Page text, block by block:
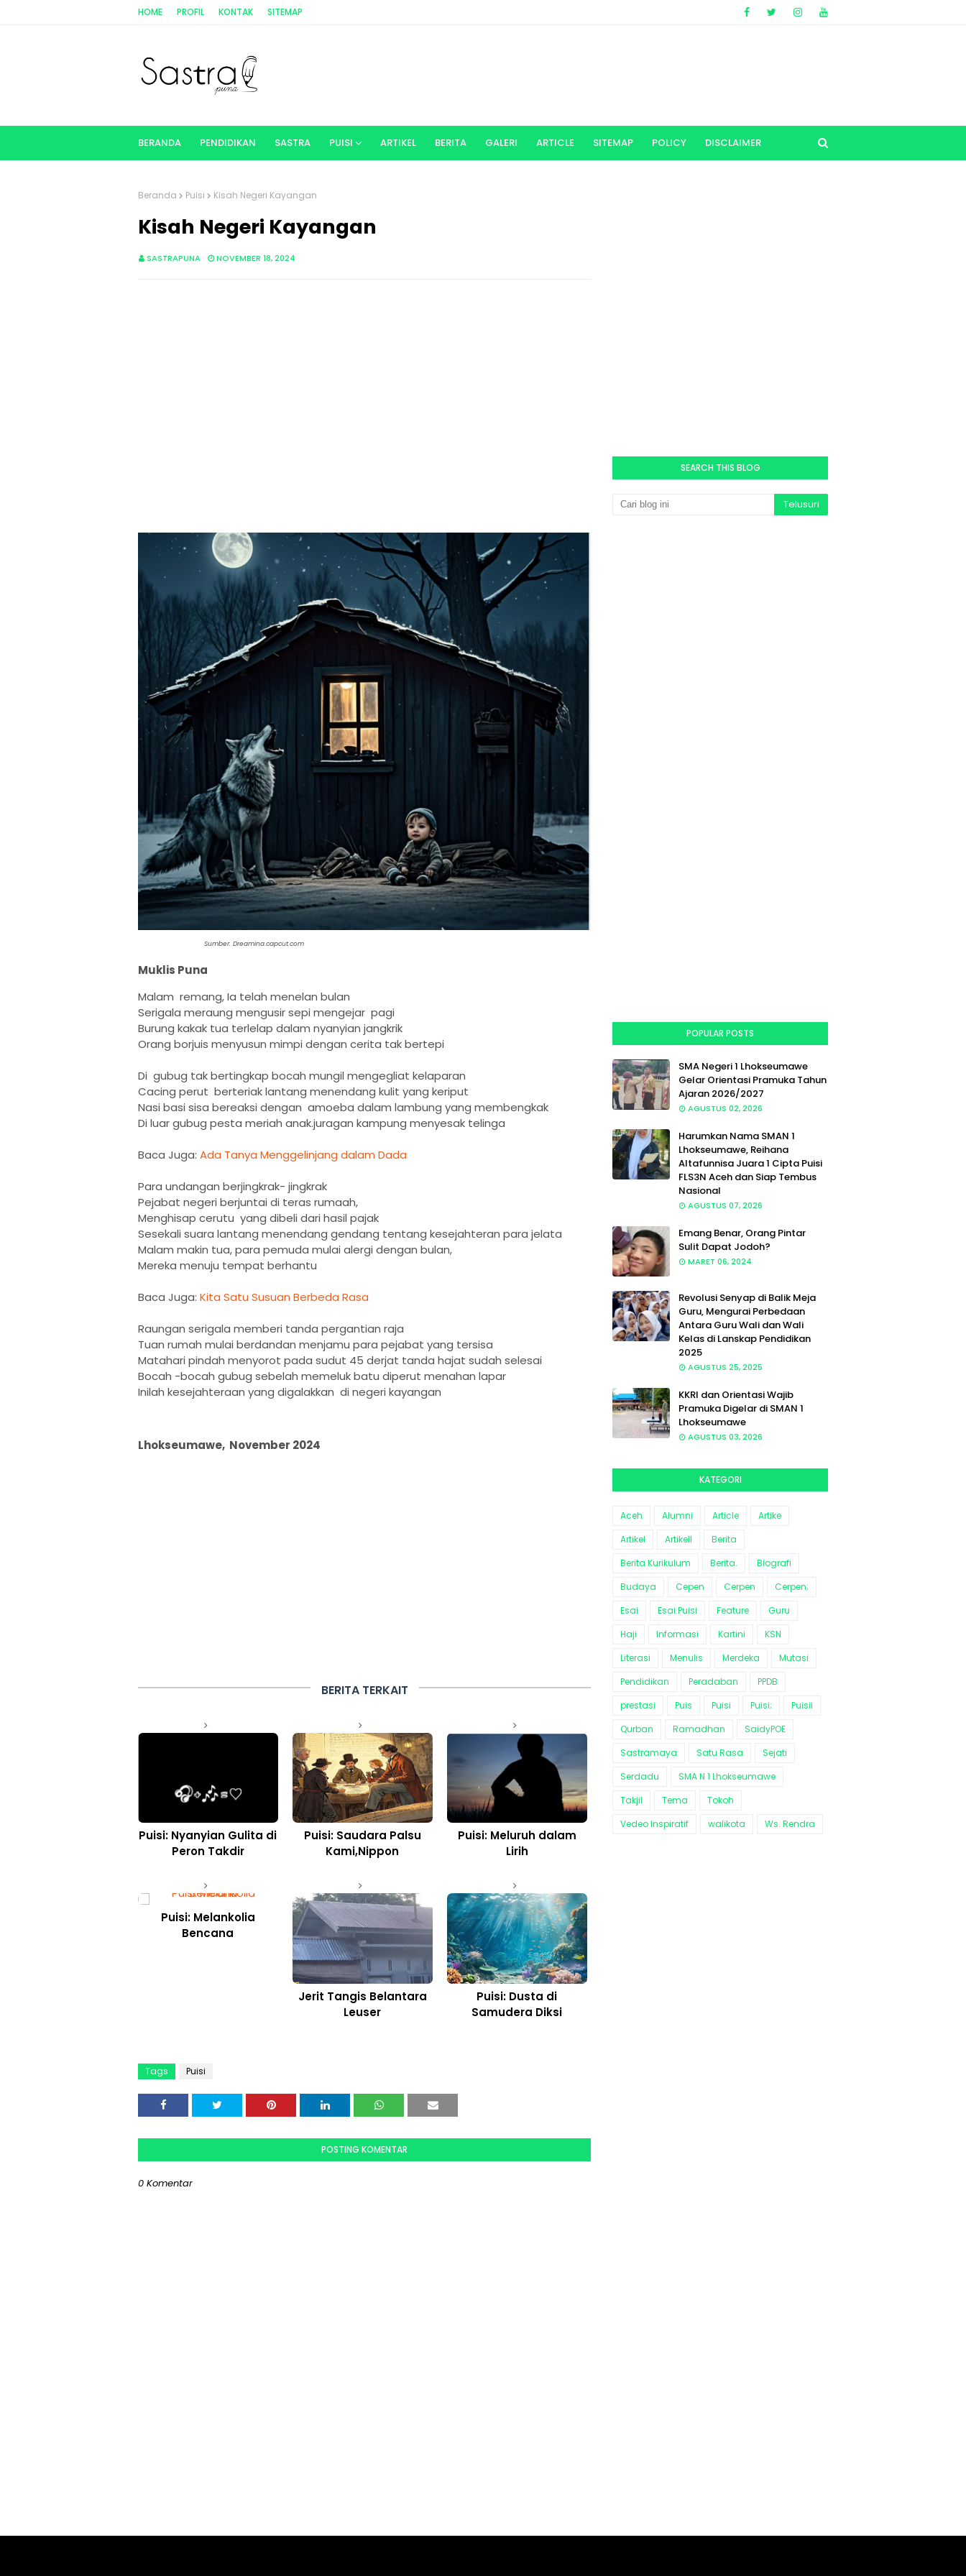
HOME PROFIL KONTAK SITEMAP
BERANDA PENDIDIKAN SASTRA PUISI ARTIKEL BERITA GALERI ARTICLE SITEMAP POLICY DISCLAIMER
Beranda Puisi Kisah Negeri Kayangan
Kisah Negeri Kayangan
SASTRAPUNA NOVEMBER 18, 2024
Sumber: Dreamina.capcut.com
Muklis Puna
Malam remang, Ia telah menelan bulan
Serigala meraung mengusir sepi mengejar pagi
Burung kakak tua terlelap dalam nyanyian jangkrik
Orang borjuis menyusun mimpi dengan cerita tak bertepi
Di gubug tak bertingkap bocah mungil mengegliat kelaparan
Cacing perut berteriak lantang menendang kulit yang keriput
Nasi basi sisa bereaksi dengan amoeba dalam lambung yang membengkak
Di luar gubug pesta meriah anak.juragan kampung menyesak telinga
Baca Juga: Ada Tanya Menggelinjang dalam Dada
Para undangan berjingkrak- jingkrak
Pejabat negeri berjuntai di teras rumaah,
Menghisap cerutu yang dibeli dari hasil pajak
Sesekali suara lantang menendang gendang tentang kesejahteran para jelata
Malam makin tua, para pemuda mulai alergi dengan bulan,
Mereka menuju tempat berhantu
Baca Juga: Kita Satu Susuan Berbeda Rasa
Raungan serigala memberi tanda pergantian raja
Tuan rumah mulai berdandan menjamu para pejabat yang tersisa
Matahari pindah menyorot pada sudut 45 derjat tanda hajat sudah selesai
Bocah -bocah gubug sebelah memeluk batu diperut menahan lapar
Inilah kesejahteraan yang digalakkan di negeri kayangan
Lhokseumawe, November 2024
BERITA TERKAIT
Puisi: Nyanyian Gulita di
Peron Takdir
Puisi: Saudara Palsu
Kami,Nippon
Puisi: Meluruh dalam
Lirih
Puisi: Melankolia
Bencana
Jerit Tangis Belantara
Leuser
Puisi: Dusta di
Samudera Diksi
Tags Puisi
POSTING KOMENTAR
0 Komentar
SEARCH THIS BLOG
POPULAR POSTS
SMA Negeri 1 Lhokseumawe
Gelar Orientasi Pramuka Tahun
Ajaran 2026/2027
AGUSTUS 02, 2026
Harumkan Nama SMAN 1
Lhokseumawe, Reihana
Altafunnisa Juara 1 Cipta Puisi
FLS3N Aceh dan Siap Tembus
Nasional
AGUSTUS 07, 2026
Emang Benar, Orang Pintar
Sulit Dapat Jodoh?
MARET 06, 2024
Revolusi Senyap di Balik Meja
Guru, Mengurai Perbedaan
Antara Guru Wali dan Wali
Kelas di Lanskap Pendidikan
2025
AGUSTUS 25, 2025
KKRI dan Orientasi Wajib
Pramuka Digelar di SMAN 1
Lhokseumawe
AGUSTUS 03, 2026
KATEGORI
Aceh Alumni Article
Artike
Artikel
Artikell
Berita
Berita Kurikulum
Berita.
Biografi
Budaya
Cepen Cerpen
Cerpen;
Esai
Esai.Puisi Feature
Guru
Haji
Informasi Kartini
KSN
Literasi
Menulis Merdeka
Mutasi
Pendidikan
Peradaban
PPDB
prestasi
Puis Puisi Puisi;
Puisii
Qurban
Ramadhan
SaidyPOE
Sastramaya
Satu Rasa
Sejati
Serdadu
SMA N 1 Lhokseumawe
Takjil
Tema
Tokoh
Vedeo Inspiratif
walikota Ws. Rendra